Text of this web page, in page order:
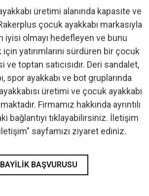
Ayakkabıüretimi alanında kapasite ve
çocuk ayakkabı markasıyla
iyisi olmayı hedefleyen ve bunu
yatırımlarını sürdüren bir çocuk
ve toptan satıcısıdır. Deri sandalet,
spor ayakkabı ve bot gruplarında
üretimi ve çocuk ayakkabı
Firmamız hakkında ayrıntılı
bağlantıyı tıklayabilirsiniz. İletişim
sayfamızı ziyaret ediniz.
BAYILIK BAŞVURUSU